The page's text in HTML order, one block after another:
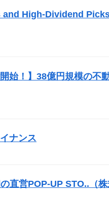
High-Dividend
始！】38億円規模の不
ナンス
直営POP-UPSTO..（